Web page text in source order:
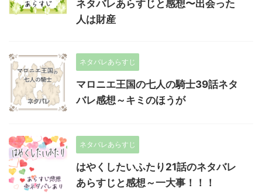
ネタバレあらすじと感想〜出会った
人は財産
ネタバレあらすじ
マロニエ王国の七人の騎士39話ネタ
バレ感想～キミのほうが
ネタバレあらすじ
はやくしたいふたり21話のネタバレ
あらすじと感想～一大事！！！